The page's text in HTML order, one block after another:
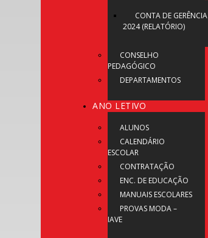
CONTA DE GERÊNCIA
2024 (RELATÓRIO)
CONSELHO
PEDAGÓGICO
DEPARTAMENTOS
ANO LETIVO
ALUNOS
CALENDÁRIO
ESCOLAR
CONTRATAÇÃO
ENC. DE EDUCAÇÃO
MANUAIS ESCOLARES
PROVAS MODA –
IAVE